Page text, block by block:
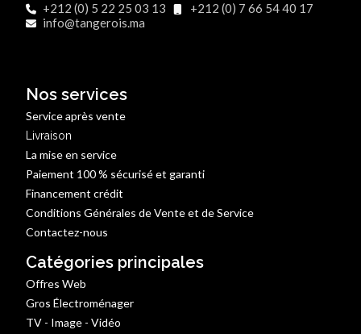
+212 (0) 5 22 25 03 13
+212 (0) 7 66 54 40 17
info@tangerois.ma
Nos services
Service après vente
Livraison
La mise en service
Paiement 100 % sécurisé et garanti
Financement crédit
Conditions Générales de Vente et de Service
Contactez-nous
Catégories principales
Offres Web
Gros Électroménager
TV - Image - Vidéo